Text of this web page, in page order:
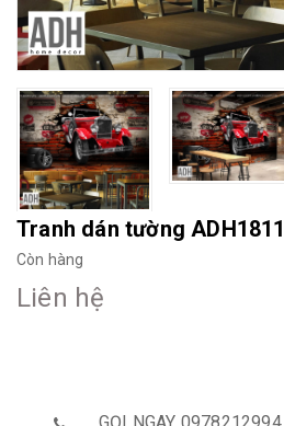
Tranh dán tường
Còn hàng
Liên hệ